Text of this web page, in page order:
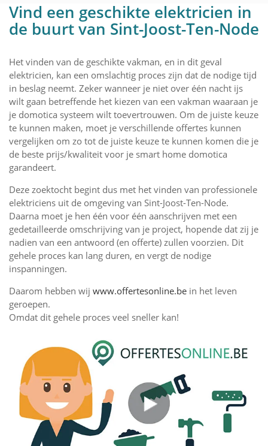
Vind een geschikte elektricien in
de buurt van Sint-Joost-Ten-Node
Het vinden van de geschikte vakman, en in dit geval
elektricien, kan een omslachtig proces zijn dat de nodige tijd
in beslag neemt. Zeker wanneer je niet over één nacht ijs
wilt gaan betreffende het kiezen van een vakman waaraan je
je domotica systeem wilt toevertrouwen. Om de juiste keuze
te kunnen maken, moet je verschillende offertes kunnen
vergelijken om zo tot de juiste keuze te kunnen komen die je
de beste prijs/kwaliteit voor je smart home domotica
garandeert.
Deze zoektocht begint dus met het vinden van professionele
elektriciens uit de omgeving van Sint-Joost-Ten-Node.
Daarna moet je hen één voor één aanschrijven met een
gedetailleerde omschrijving van je project, hopende dat zij je
nadien van een antwoord (en offerte) zullen voorzien. Dit
gehele proces kan lang duren, en vergt de nodige
inspanningen.
Daarom hebben wij www.offertesonline.be in het leven
geroepen.
Omdat dit gehele proces veel sneller kan!